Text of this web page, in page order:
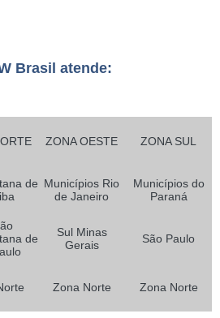
Brasil atende:
ZONA OESTE ZONA SUL
de Municípios Rio
de Janeiro
Municípios do
Paraná
de
Sul Minas
Gerais
São Paulo
Zona Norte Zona Norte